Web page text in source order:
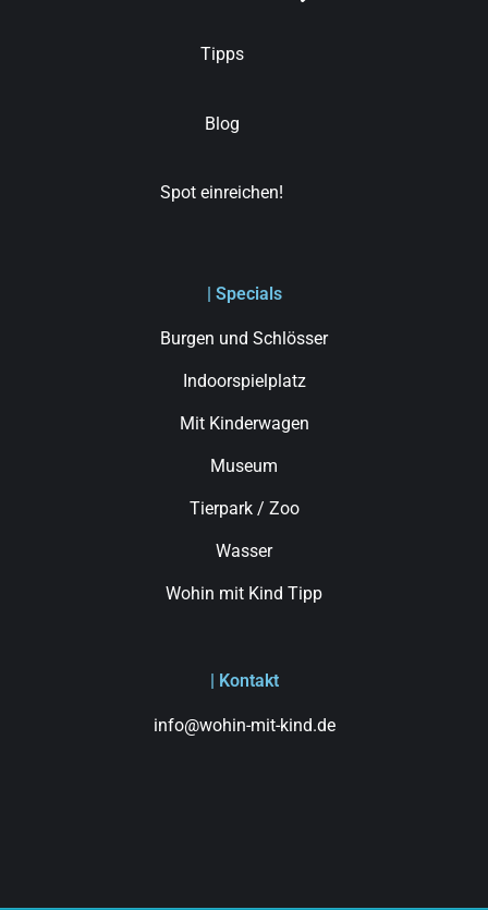
Tipps
Blog
Spot einreichen!
| Specials
Burgen und Schlösser
Indoorspielplatz
Mit Kinderwagen
Museum
Tierpark / Zoo
Wasser
Wohin mit Kind Tipp
| Kontakt
info@wohin-mit-kind.de